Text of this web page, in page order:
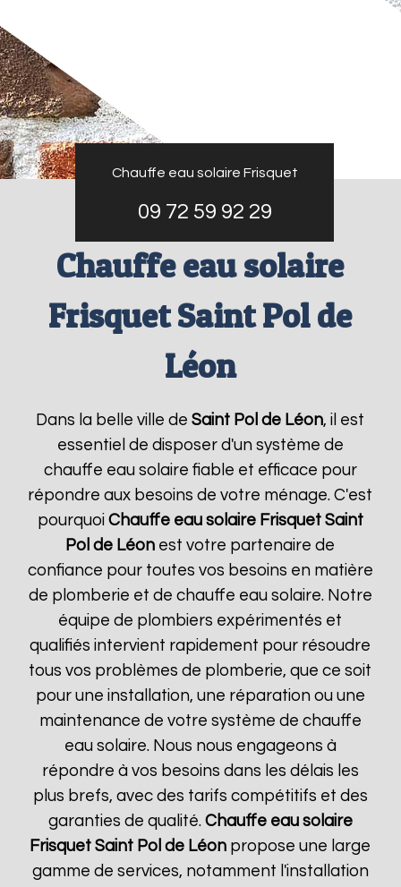
Chauffe eau solaire Frisquet
09 72 59 92 29
Chauffe eau solaire
Frisquet Saint Pol de
Léon
Dans la belle ville deSaint Pol de Léon, il est
essentiel de disposer d'un système de
chauffe eau solaire fiable et efficace pour
répondre aux besoins de votre ménage. C'est
pourquoi Chauffe eau solaire Frisquet Saint
Pol de Léon est votre partenaire de
confiance pour toutes vos besoins en matière
de plomberie et de chauffe eau solaire. Notre
équipe de plombiers expérimentés et
qualifiés intervient rapidement pour résoudre
tous vos problèmes de plomberie, que ce soit
pour une installation, une réparation ou une
maintenance de votre système de chauffe
eau solaire. Nous nous engageons à
répondre à vos besoins dans les délais les
plus brefs, avec des tarifs compétitifs et des
garanties de qualité. Chauffe eau solaire
Frisquet Saint Pol de Léon propose une large
gamme de services, notamment l'installation